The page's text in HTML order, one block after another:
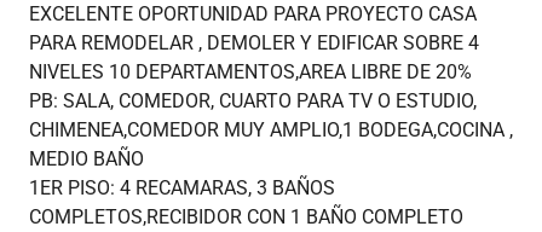
EXCELENTE OPORTUNIDAD PARA PROYECTO CASA
PARA REMODELAR , DEMOLER Y EDIFICAR SOBRE 4
NIVELES 10 DEPARTAMENTOS,AREA LIBRE DE 20%
PB: SALA, COMEDOR, CUARTO PARA TV O ESTUDIO,
CHIMENEA,COMEDOR MUY AMPLIO,1 BODEGA,COCINA ,
MEDIO BAÑO
1ER PISO: 4 RECAMARAS, 3 BAÑOS
COMPLETOS,RECIBIDOR CON 1 BAÑO COMPLETO